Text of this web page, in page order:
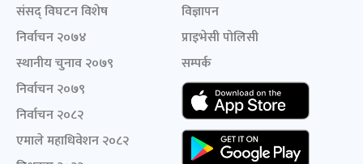
संसद् विघटन विशेष
निर्वाचन २०७४
स्थानीय चुनाव २०७९
निर्वाचन २०७९
निर्वाचन २०८२
एमाले महाधिवेशन २०८२
विज्ञापन
प्राइभेसी पोलिसी
सम्पर्क